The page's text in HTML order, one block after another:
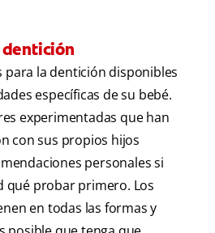
dentición
para la dentición disponibles
específicas de su bebé.
experimentadas que han
con sus propios hijos
personales si
qué probar primero. Los
en todas las formas y